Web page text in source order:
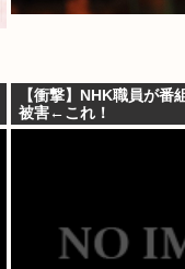
【衝撃】NHK職員が番
被害←これ！